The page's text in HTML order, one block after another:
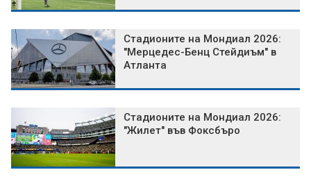
Стадионите на Мондиал 2026:
"Мерцедес-Бенц Стейдиъм" в
Атланта
Стадионите на Мондиал 2026:
"Жилет" във Фоксбъро